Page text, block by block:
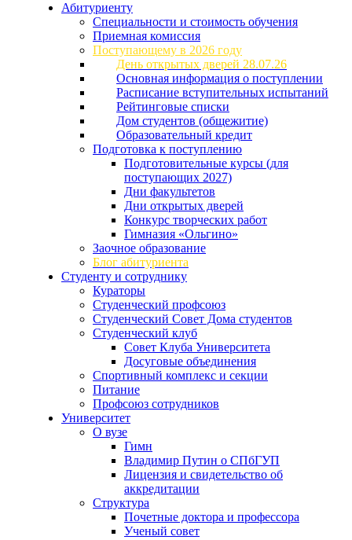
Абитуриенту
Специальности и стоимость обучения
Приемная комиссия
Поступающему в 2026 году
День открытых дверей 28.07.26
Основная информация о поступлении
Расписание вступительных испытаний
Рейтинговые списки
Дом студентов (общежитие)
Образовательный кредит
Подготовка к поступлению
Подготовительные курсы (для
поступающих 2027)
Дни факультетов
Дни открытых дверей
Конкурс творческих работ
Гимназия «Ольгино»
Заочное образование
Блог абитуриента
Студенту и сотруднику
Кураторы
Студенческий профсоюз
Студенческий Совет Дома студентов
Студенческий клуб
Совет Клуба Университета
Досуговые объединения
Спортивный комплекс и секции
Питание
Профсоюз сотрудников
Университет
О вузе
Гимн
Владимир Путин о СПбГУП
Лицензия и свидетельство об
аккредитации
Структура
Почетные доктора и профессора
Ученый совет